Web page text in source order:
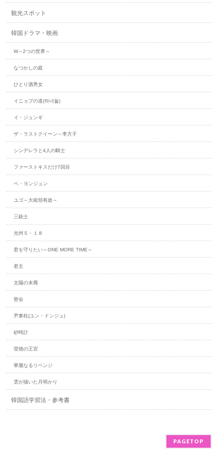
観光スポット
韓国ドラマ・映画
W～2つの世界～
なつかしの庭
ひとり酒男女
イニョプの道(하녀들)
イ・ジュンギ
ザ・ラストクイーン～李方子
シンデレラと4人の騎士
ファーストキスだけ7回目
ペ・ヨンジュン
ユゴ～大統領有故～
三銃士
光州５・１８
君を守りたい～ONE MORE TIME～
君主
太陽の末裔
密会
尹東柱(ユン・ドンジュ)
砂時計
背徳の王宮
華麗なるリベンジ
雲が描いた月明かり
韓国語学習法・参考書
PAGETOP